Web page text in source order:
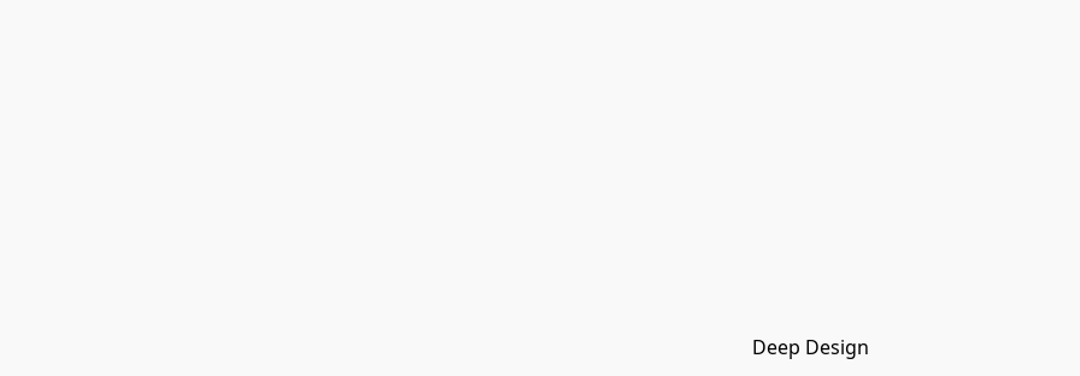
Deep Design